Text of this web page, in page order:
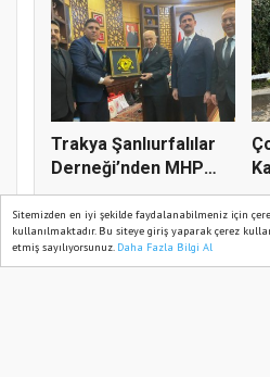
Sitemizden en iyi şekilde faydalanabilmeniz için
kullanılmaktadır. Bu siteye giriş yaparak çerez
etmiş sayılıyorsunuz. Daha Fazla Bilgi Al
Trakya Şanlıurfalılar
Derneği’nden MHP
Genel...
Ana Sayfa Web TV